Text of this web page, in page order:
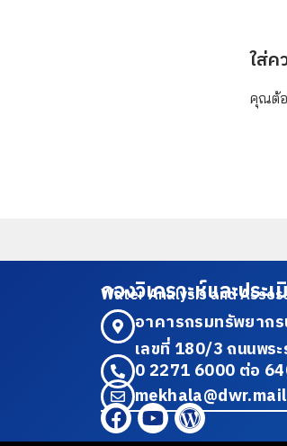
ใส่ค
คุณต้
กองวิเคราะห์และปร
Water Analysis and
อาคารกรมทรัพยาก
เลขที่ 180/3 ถนนพร
0 2271 6000 ต่อ